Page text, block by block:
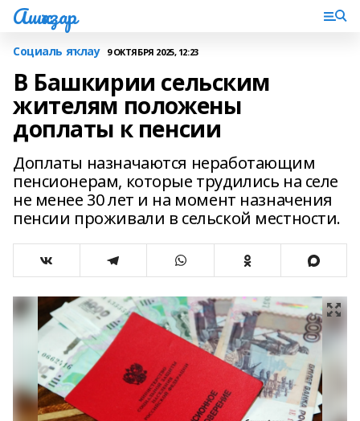
Ашҡаҙар
Социаль яҡлау 9 ОКТЯБРЯ 2025, 12:23
В Башкирии сельским
жителям положены
доплаты к пенсии
Доплаты назначаются неработающим
пенсионерам, которые трудились на селе
не менее 30 лет и на момент назначения
пенсии проживали в сельской местности.